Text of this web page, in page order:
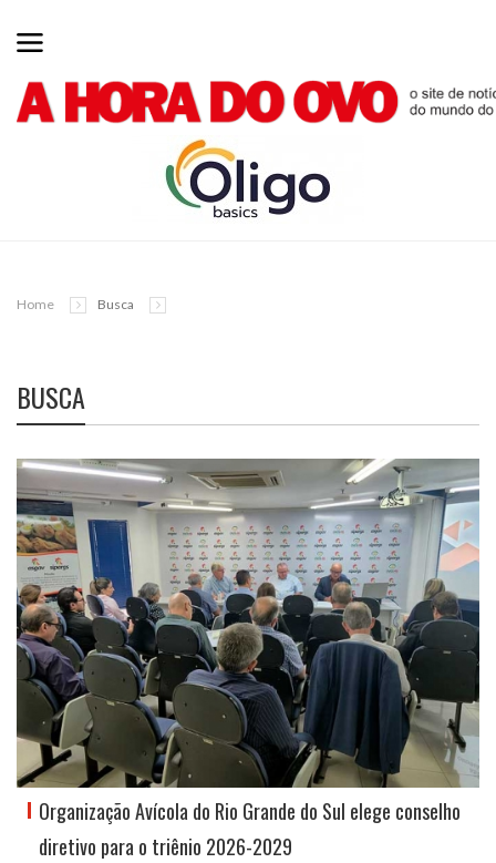
Home Busca
BUSCA
Organização Avícola do Rio Grande do Sul elege conselho
diretivo para o triênio 2026-2029